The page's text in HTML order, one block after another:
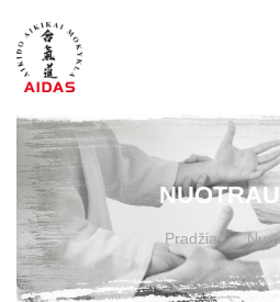
Pradžia